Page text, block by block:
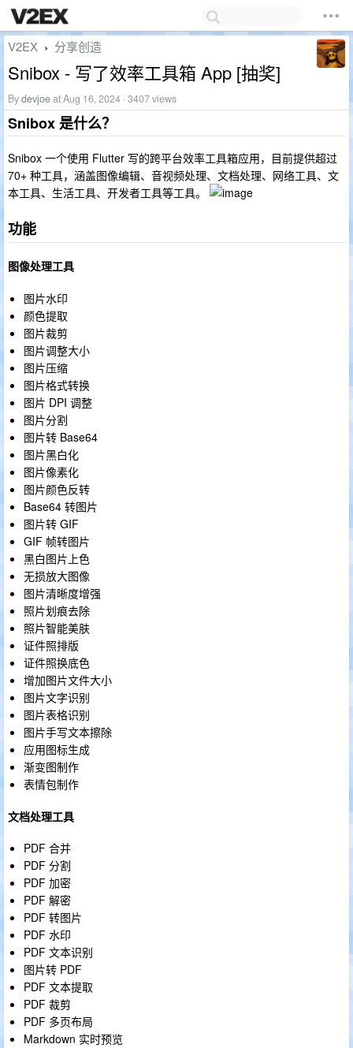
V2EX › 分享创造
Snibox - 写了效率工具箱 App [抽奖]
Bydevjoeat Aug 16, 2024 · 3407 views
Snibox 是什么？
Snibox 一个使用 Flutter 写的跨平台效率工具箱应用，目前提供超过
70+ 种工具，涵盖图像编辑、音视频处理、文档处理、网络工具、文
本工具、生活工具、开发者工具等工具。
功能
图像处理工具
图片水印
颜色提取
图片裁剪
图片调整大小
图片压缩
图片格式转换
图片 DPI 调整
图片分割
图片转 Base64
图片黑白化
图片像素化
图片颜色反转
Base64 转图片
图片转 GIF
GIF 帧转图片
黑白图片上色
无损放大图像
图片清晰度增强
照片划痕去除
照片智能美肤
证件照排版
证件照换底色
增加图片文件大小
图片文字识别
图片表格识别
图片手写文本擦除
应用图标生成
渐变图制作
表情包制作
文档处理工具
PDF 合并
PDF 分割
PDF 加密
PDF 解密
PDF 转图片
PDF 水印
PDF 文本识别
图片转 PDF
PDF 文本提取
PDF 裁剪
PDF 多页布局
Markdown 实时预览